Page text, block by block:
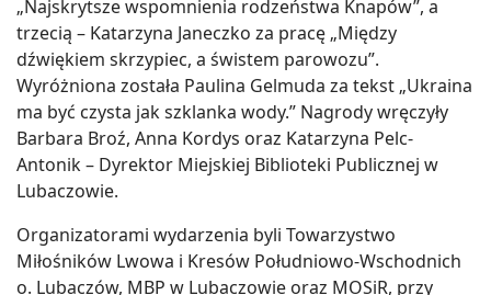
„Najskrytsze wspomnienia rodzeństwa Knapów”, a
trzecią – Katarzyna Janeczko za pracę „Między
dźwiękiem skrzypiec, a świstem parowozu”.
Wyróżniona została Paulina Gelmuda za tekst „Ukraina
ma być czysta jak szklanka wody.” Nagrody wręczyły
Barbara Broź, Anna Kordys oraz Katarzyna Pelc-
Antonik – Dyrektor Miejskiej Biblioteki Publicznej w
Lubaczowie.
Organizatorami wydarzenia byli Towarzystwo
Miłośników Lwowa i Kresów Południowo-Wschodnich
o. Lubaczów, MBP w Lubaczowie oraz MOSiR, przy